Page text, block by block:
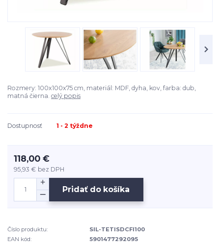
Rozmery: 100x100x75 cm, materiál: MDF, dyha, kov, farba: dub,
matná čierna. celý popis
Dostupnosť 1 - 2 týždne
118,00 €
95,93 € bez DPH
Pridať do košíka
Číslo produktu:
SIL-TETISDCFI100
EAN kód:
5901477292095